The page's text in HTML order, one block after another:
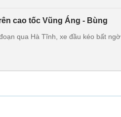
cao tốc Vũng Áng - Bùng
qua Hà Tĩnh, xe đầu kéo bất ngờ